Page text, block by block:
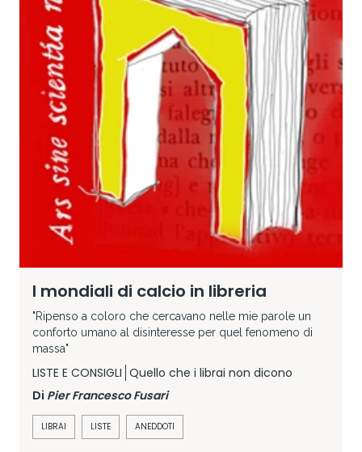
I mondiali di calcio in libreria
"Ripenso a coloro che cercavano nelle mie parole un
conforto umano al disinteresse per quel fenomeno di
massa"
LISTE E CONSIGLI Quello che i librai non dicono
Di Pier Francesco Fusari
LIBRAI LISTE ANEDDOTI